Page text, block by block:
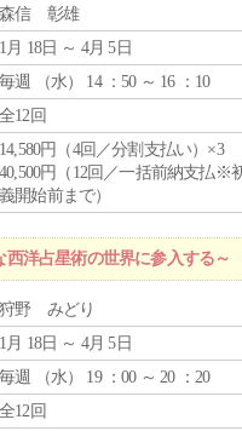
森信 彰雄
1月 18日 ～ 4月 5日
毎週 （水） 14 ：50 ～ 16 ：10
全12回
14,580円（4回／分割支払い）×3
40,500円（12回／一括前納支払※
義開始前まで）
洋占星術の世界に参入する～
狩野 みどり
1月 18日 ～ 4月 5日
毎週 （水） 19 ：00 ～ 20 ：20
全12回